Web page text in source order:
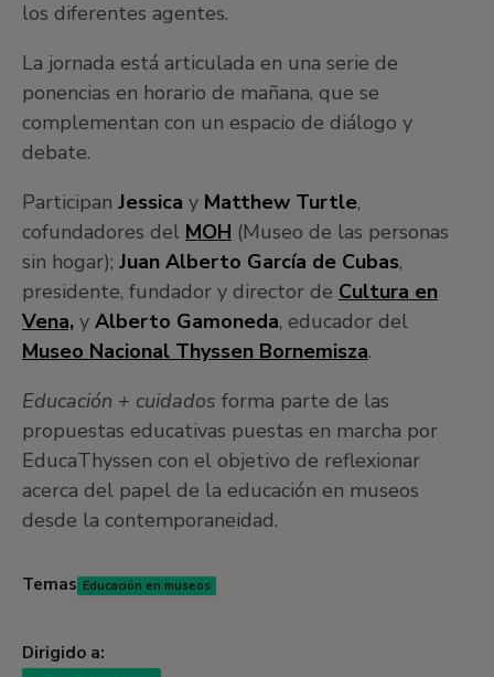
los diferentes agentes.
La jornada está articulada en una serie de
ponencias en horario de mañana, que se
complementan con un espacio de diálogo y
debate.
Participan Jessica y Matthew Turtle,
cofundadores del MOH (Museo de las personas
sin hogar); Juan Alberto García de Cubas,
presidente, fundador y director de Cultura en
Vena, y Alberto Gamoneda, educador del
Museo Nacional Thyssen Bornemisza.
Educación + cuidados forma parte de las
propuestas educativas puestas en marcha por
EducaThyssen con el objetivo de reflexionar
acerca del papel de la educación en museos
desde la contemporaneidad.
Temas Educación en museos
Dirigido a: